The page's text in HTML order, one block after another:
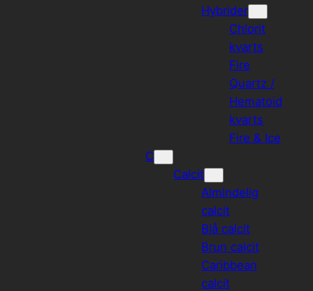
Hybrider
Chlorit
kvarts
Fire
Quartz /
Hematoid
kvarts
Fire & Ice
C
Calcit
Almindelig
calcit
Blå calcit
Brun calcit
Caribbean
calcit